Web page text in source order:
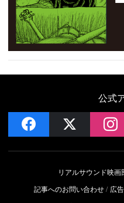
公式
facebook
リアルサウンド映画
記事へのお問い合わせ
広